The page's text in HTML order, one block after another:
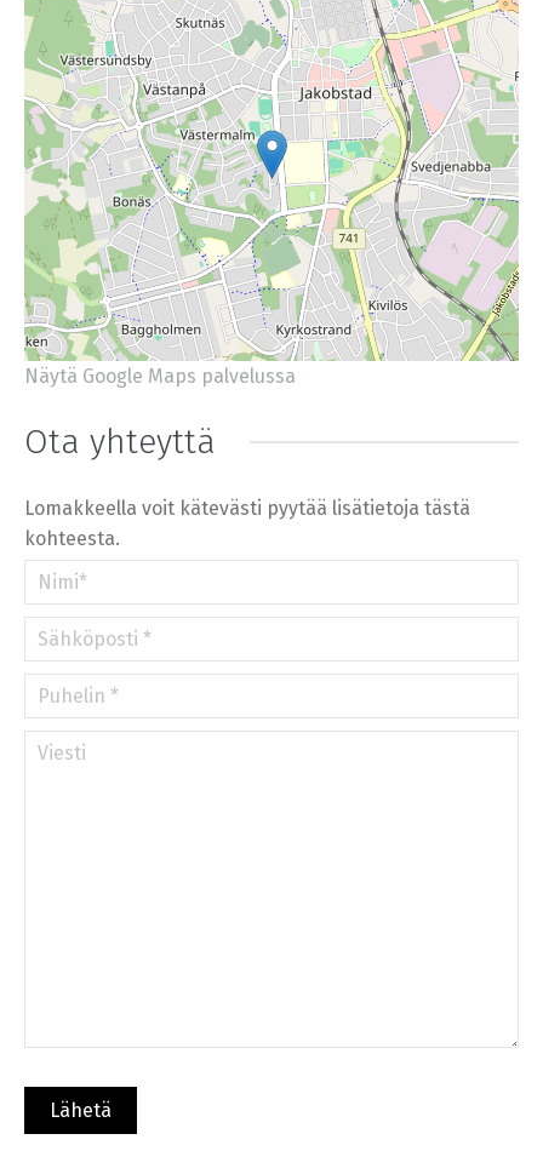
+
−
© OpenStreetMap
»
Näytä Google Maps palvelussa
Ota yhteyttä
Lomakkeella voit kätevästi pyytää lisätietoja tästä
kohteesta.